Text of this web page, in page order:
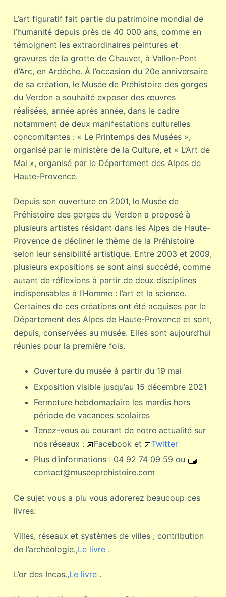
L’art figuratif fait partie du patrimoine mondial de
l’humanité depuis près de 40 000 ans, comme en
témoignent les extraordinaires peintures et
gravures de la grotte de Chauvet, à Vallon-Pont
d’Arc, en Ardèche. À l’occasion du 20e anniversaire
de sa création, le Musée de Préhistoire des gorges
du Verdon a souhaité exposer des œuvres
réalisées, année après année, dans le cadre
notamment de deux manifestations culturelles
concomitantes : « Le Printemps des Musées »,
organisé par le ministère de la Culture, et « L’Art de
Mai », organisé par le Département des Alpes de
Haute-Provence.
Depuis son ouverture en 2001, le Musée de
Préhistoire des gorges du Verdon a proposé à
plusieurs artistes résidant dans les Alpes de Haute-
Provence de décliner le thème de la Préhistoire
selon leur sensibilité artistique. Entre 2003 et 2009,
plusieurs expositions se sont ainsi succédé, comme
autant de réflexions à partir de deux disciplines
indispensables à l’Homme : l’art et la science.
Certaines de ces créations ont été acquises par le
Département des Alpes de Haute-Provence et sont,
depuis, conservées au musée. Elles sont aujourd’hui
réunies pour la première fois.
Ouverture du musée à partir du 19 mai
Exposition visible jusqu’au 15 décembre 2021
Fermeture hebdomadaire les mardis hors
période de vacances scolaires
Tenez-vous au courant de notre actualité sur
nos réseaux :
Facebook et
Twitter
Plus d’informations : 04 92 74 09 59 ou
contact@museeprehistoire.com
Ce sujet vous a plu vous adorerez beaucoup ces
livres:
Villes, réseaux et systèmes de villes ; contribution
de l’archéologie.,Le livre .
L’or des Incas.,Le livre .